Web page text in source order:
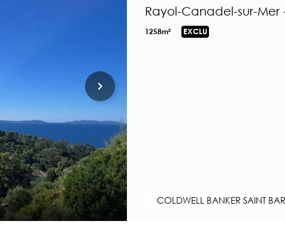
Rayol-Canadel-sur-Mer
1258m² EXCLU
COLDWELL BANKER SAINT